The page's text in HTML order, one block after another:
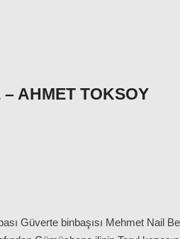
– AHMET TOKSOY
Güverte binbaşısı Mehmet Nail